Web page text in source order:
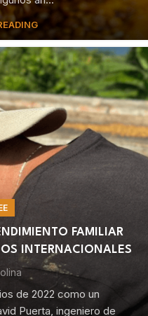
FAMILIAR
INTERNACIONALES
de 2022 como un
Puerta, ingeniero de